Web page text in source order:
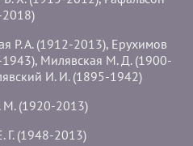
2018)
Р. А. (1912-2013), Ерухимов
Милявская М. Д. (1900-
И. И. (1895-1942)
М. (1920-2013)
Г. (1948-2013)